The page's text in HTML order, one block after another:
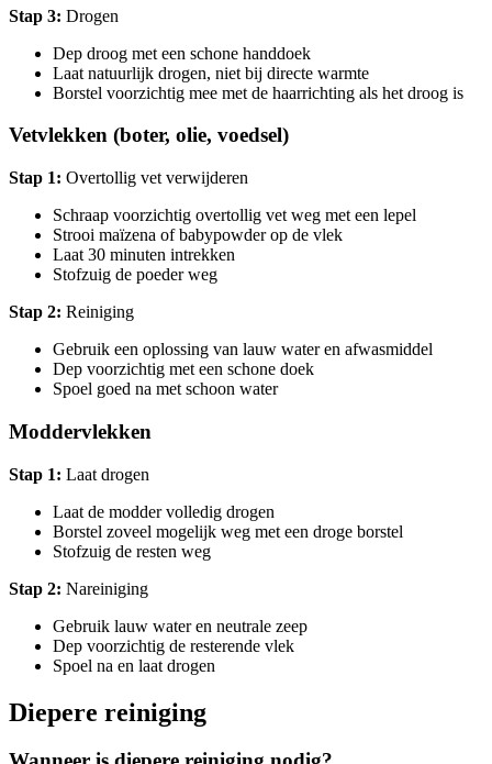
Stap 3: Drogen
Dep droog met een schone handdoek
Laat natuurlijk drogen, niet bij directe warmte
Borstel voorzichtig mee met de haarrichting als het droog is
Vetvlekken (boter, olie, voedsel)
Stap 1: Overtollig vet verwijderen
Schraap voorzichtig overtollig vet weg met een lepel
Strooi maïzena of babypowder op de vlek
Laat 30 minuten intrekken
Stofzuig de poeder weg
Stap 2: Reiniging
Gebruik een oplossing van lauw water en afwasmiddel
Dep voorzichtig met een schone doek
Spoel goed na met schoon water
Moddervlekken
Stap 1: Laat drogen
Laat de modder volledig drogen
Borstel zoveel mogelijk weg met een droge borstel
Stofzuig de resten weg
Stap 2: Nareiniging
Gebruik lauw water en neutrale zeep
Dep voorzichtig de resterende vlek
Spoel na en laat drogen
Diepere reiniging